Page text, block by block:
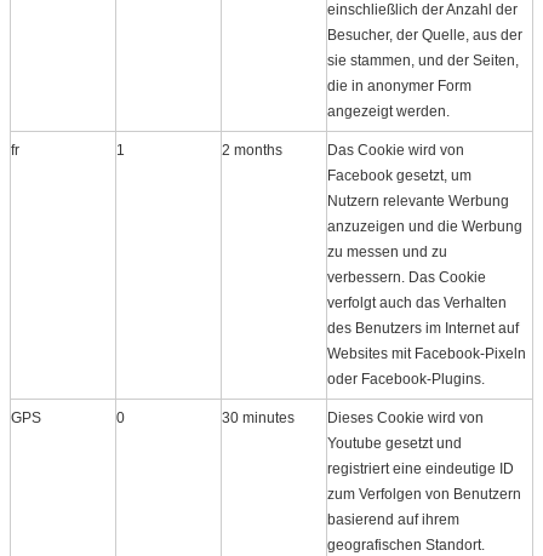
einschließlich der Anzahl der
Besucher, der Quelle, aus der
sie stammen, und der Seiten,
die in anonymer Form
angezeigt werden.
fr 1 2 months
Das Cookie wird von
Facebook gesetzt, um
Nutzern relevante Werbung
anzuzeigen und die Werbung
zu messen und zu
verbessern. Das Cookie
verfolgt auch das Verhalten
des Benutzers im Internet auf
Websites mit Facebook-Pixeln
oder Facebook-Plugins.
GPS 0 30 minutes
Dieses Cookie wird von
Youtube gesetzt und
registriert eine eindeutige ID
zum Verfolgen von Benutzern
basierend auf ihrem
geografischen Standort.